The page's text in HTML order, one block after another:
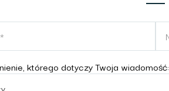
którego dotyczy Twoja wiadomość: